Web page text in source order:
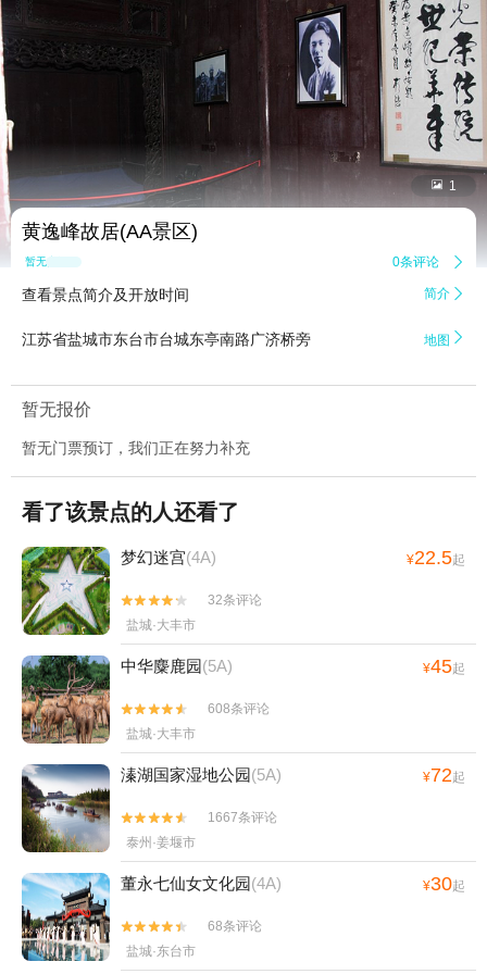
 1
黄逸峰故居(AA景区)
暂无点评 0条评论 
查看景点简介及开放时间 简介 
江苏省盐城市东台市台城东亭南路广济桥旁 地图 
暂无报价
暂无门票预订，我们正在努力补充
看了该景点的人还看了
梦幻迷宫(4A) ¥22.5起


32条评论
盐城·大丰市
中华麋鹿园(5A) ¥45起


608条评论
盐城·大丰市
溱湖国家湿地公园(5A) ¥72起


1667条评论
泰州·姜堰市
董永七仙女文化园(4A) ¥30起


68条评论
盐城·东台市
